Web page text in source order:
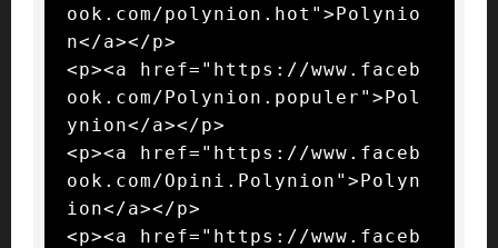
ook.com/polynion.hot">Polynio
n</a></p>
<p><a href="https://www.faceb
ook.com/Polynion.populer">Pol
ynion</a></p>
<p><a href="https://www.faceb
ook.com/Opini.Polynion">Polyn
ion</a></p>
<p><a href="https://www.faceb